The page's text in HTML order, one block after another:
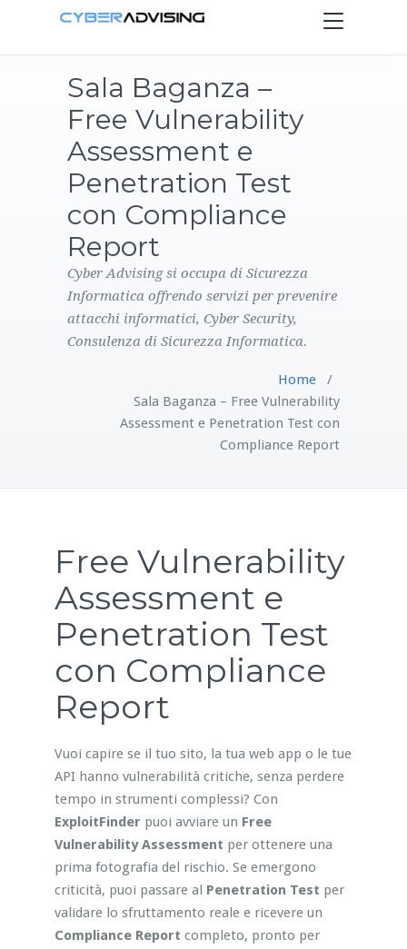
Toggle
navigation
PRODOTTI
CONTATTI
Sala Baganza –
Free Vulnerability
Assessment e
Penetration Test
con Compliance
Report
Cyber Advising si occupa di Sicurezza
Informatica offrendo servizi per prevenire
attacchi informatici, Cyber Security,
Consulenza di Sicurezza Informatica.
Home/
Sala Baganza – Free Vulnerability
Assessment e Penetration Test con
Compliance Report
Free Vulnerability
Assessment e
Penetration Test
con Compliance
Report
Vuoi capire se il tuo sito, la tua web app o le tue
API hanno vulnerabilità critiche, senza perdere
tempo in strumenti complessi? Con
ExploitFinder puoi avviare un Free
Vulnerability Assessment per ottenere una
prima fotografia del rischio. Se emergono
criticità, puoi passare al Penetration Test per
validare lo sfruttamento reale e ricevere un
Compliance Report completo, pronto per